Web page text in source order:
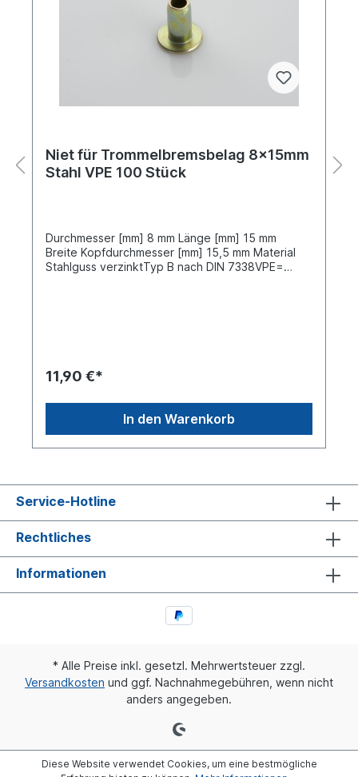
Niet für Trommelbremsbelag 8x15mm
Stahl VPE 100 Stück
Durchmesser [mm] 8 mm Länge [mm] 15 mm
Breite Kopfdurchmesser [mm] 15,5 mm Material
Stahlguss verzinktTyp B nach DIN 7338VPE=
11,90 €*
In den Warenkorb
Service-Hotline
Rechtliches
Informationen
* Alle Preise inkl. gesetzl. Mehrwertsteuer zzgl.
Versandkosten und ggf. Nachnahmegebühren, wenn nicht
anders angegeben.
Diese Website verwendet Cookies, um eine bestmögliche